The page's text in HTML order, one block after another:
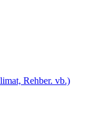
Rehber. vb.)